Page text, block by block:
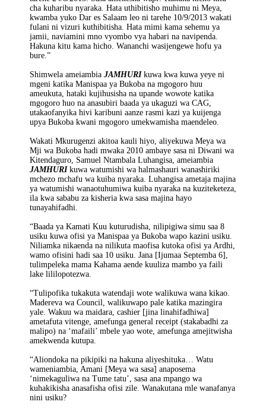
cha kuharibu nyaraka. Hata uthibitisho muhimu ni Meya,
kwamba yuko Dar es Salaam leo ni tarehe 10/9/2013 wakati
fulani ni vizuri kuthibitisha. Hata mimi kama sehemu ya
jamii, naviamini mno vyombo vya habari na navipenda.
Hakuna kitu kama hicho. Wananchi wasijengewe hofu ya
bure.”
Shimwela ameiambia JAMHURIkuwa kwa kuwa yeye ni
mgeni katika Manispaa ya Bukoba na mgogoro huu
ameukuta, hataki kujihusisha na upande wowote katika
mgogoro huo na anasubiri baada ya ukaguzi wa CAG,
utakaofanyika hivi karibuni aanze rasmi kazi ya kuijenga
upya Bukoba kwani mgogoro umekwamisha maendeleo.
Wakati Mkurugenzi akitoa kauli hiyo, aliyekuwa Meya wa
Mji wa Bukoba hadi mwaka 2010 ambaye sasa ni Diwani wa
Kitendaguro, Samuel Ntambala Luhangisa, ameiambia
JAMHURIkuwa watumishi wa halmashauri wanashiriki
mchezo mchafu wa kuiba nyaraka. Luhangisa ametaja majina
ya watumishi wanaotuhumiwa kuiba nyaraka na kuziteketeza,
ila kwa sababu za kisheria kwa sasa majina hayo
tunayahifadhi.
“Baada ya Kamati Kuu kuturudisha, nilipigiwa simu saa 8
usiku kuwa ofisi ya Manispaa ya Bukoba wapo kazini usiku.
Niliamka nikaenda na nilikuta maofisa kutoka ofisi ya Ardhi,
wamo ofisini hadi saa 10 usiku. Jana [Ijumaa Septemba 6],
tulimpeleka mama Kahama aende kuuliza mambo ya faili
lake lililopotezwa.
“Tulipofika tukakuta watendaji wote walikuwa wana kikao.
Madereva wa Council, walikuwapo pale katika mazingira
yale. Wakuu wa maidara, cashier [jina linahifadhiwa]
ametafuta vitenge, amefunga general receipt (stakabadhi za
malipo) na ‘mafaili’ mbele yao wote, amefunga amejitwisha
amekwenda kutupa.
“Aliondoka na pikipiki na hakuna aliyeshituka… Watu
wameniambia, Amani [Meya wa sasa] anaposema
‘nimekaguliwa na Tume tatu’, sasa ana mpango wa
kuhakikisha anasafisha ofisi zile. Wanakutana mle wanafanya
nini usiku?